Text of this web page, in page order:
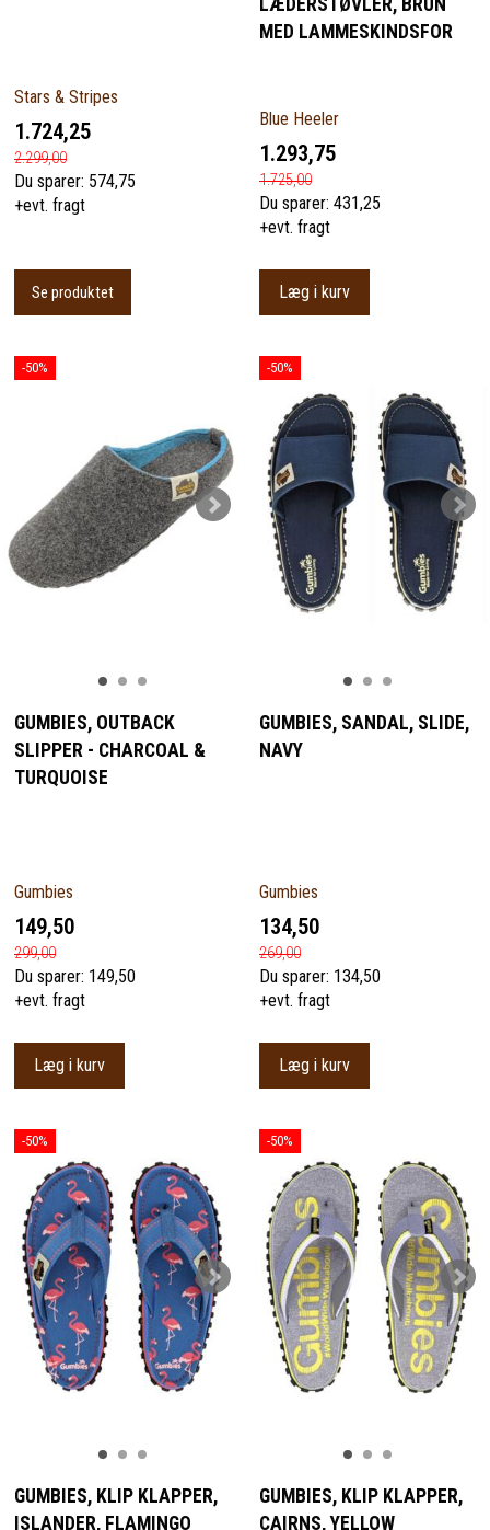
Stars & Stripes
1.724,25
2.299,00
Du sparer: 574,75
+evt. fragt
Se produktet
LÆDERSTØVLER, BRUN
MED LAMMESKINDSFOR
Blue Heeler
1.293,75
1.725,00
Du sparer: 431,25
+evt. fragt
Læg i kurv
-50%
GUMBIES, OUTBACK
SLIPPER - CHARCOAL &
TURQUOISE
Gumbies
149,50
299,00
Du sparer: 149,50
+evt. fragt
Læg i kurv
-50%
GUMBIES, SANDAL, SLIDE,
NAVY
Gumbies
134,50
269,00
Du sparer: 134,50
+evt. fragt
Læg i kurv
-50%
GUMBIES, KLIP KLAPPER,
ISLANDER, FLAMINGO
-50%
GUMBIES, KLIP KLAPPER,
CAIRNS, YELLOW